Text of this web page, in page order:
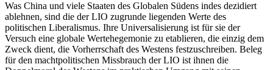
Was China und viele Staaten des Globalen Südens indes dezidiert
ablehnen, sind die der LIO zugrunde liegenden Werte des
politischen Liberalismus. Ihre Universalisierung ist für sie der
Versuch eine globale Wertehegemonie zu etablieren, die einzig dem
Zweck dient, die Vorherrschaft des Westens festzuschreiben. Beleg
für den machtpolitischen Missbrauch der LIO ist ihnen die